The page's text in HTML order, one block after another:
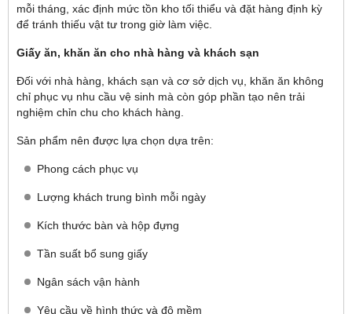
mỗi tháng, xác định mức tồn kho tối thiểu và đặt hàng định kỳ
để tránh thiếu vật tư trong giờ làm việc.
Giấy ăn, khăn ăn cho nhà hàng và khách sạn
Đối với nhà hàng, khách sạn và cơ sở dịch vụ, khăn ăn không
chỉ phục vụ nhu cầu vệ sinh mà còn góp phần tạo nên trải
nghiệm chỉn chu cho khách hàng.
Sản phẩm nên được lựa chọn dựa trên:
Phong cách phục vụ
Lượng khách trung bình mỗi ngày
Kích thước bàn và hộp đựng
Tần suất bổ sung giấy
Ngân sách vận hành
Yêu cầu về hình thức và độ mềm